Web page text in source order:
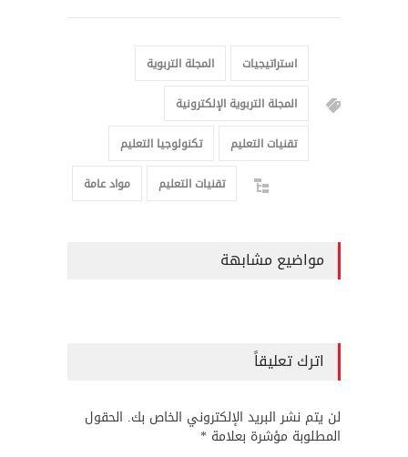
استراتيجيات
المجلة التربوية
المجلة التربوية الإلكترونية
تقنيات التعليم
تكنولوجيا التعليم
تقنيات التعليم
مواد عامة
مواضيع مشابهة
اترك تعليقاً
لن يتم نشر البريد الإلكتروني الخاص بك. الحقول
المطلوبة مؤشرة بعلامة *